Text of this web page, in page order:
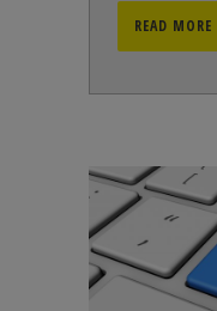
READ MORE